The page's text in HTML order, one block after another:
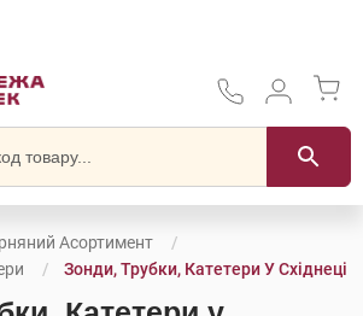
Асортимент
Зонди, Трубки, Катетери У Східнеці